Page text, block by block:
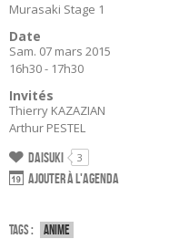
Murasaki Stage 1
Date
Sam. 07 mars 2015
16h30 - 17h30
Invités
Thierry KAZAZIAN
Arthur PESTEL
Daisuki 3
Ajouter à l'agenda
Tags : Anime